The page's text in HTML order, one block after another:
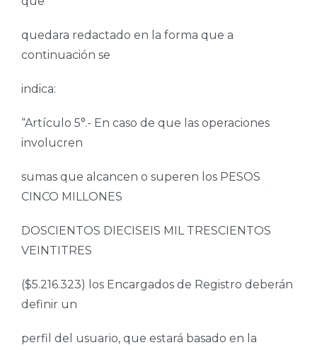
quedara redactado en la forma que a
continuación se
indica:
“Artículo 5°.- En caso de que las operaciones
involucren
sumas que alcancen o superen los PESOS
CINCO MILLONES
DOSCIENTOS DIECISEIS MIL TRESCIENTOS
VEINTITRES
($5.216.323) los Encargados de Registro deberán
definir un
perfil del usuario, que estará basado en la